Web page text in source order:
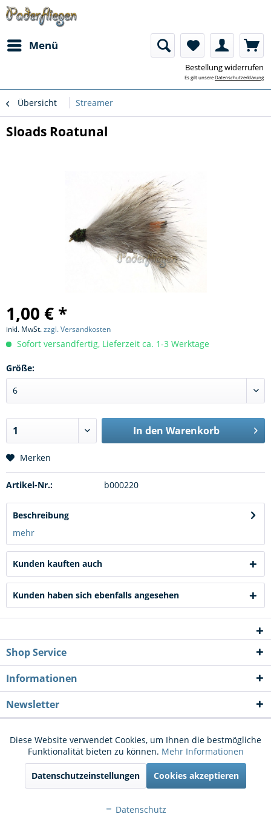
Menü
Bestellung widerrufen
Es gilt unsereDatenschutzerklärung
Übersicht Streamer
Sloads Roatunal
1,00 € *
inkl. MwSt.zzgl. Versandkosten
Sofort versandfertig, Lieferzeit ca. 1-3 Werktage
Größe:
In den Warenkorb
Merken
Artikel-Nr.: b000220
Beschreibung
mehr
Kunden kauften auch
Kunden haben sich ebenfalls angesehen
Shop Service
Informationen
Newsletter
* Alle Preise inkl. gesetzl. Mehrwertsteuer zzgl.Versandkostenund ggf.
Nachnahmegebühren, wenn nicht anders beschrieben
Cookie-Einstellungen
Kontakt
Funktionale Aktiv
Marketing Aktiv
Diese Website verwendet Cookies, um Ihnen die bestmögliche
Funktionalität bieten zu können. Mehr Informationen
Datenschutzeinstellungen Cookies akzeptieren
Datenschutz